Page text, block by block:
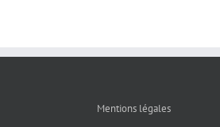
Mentions légales